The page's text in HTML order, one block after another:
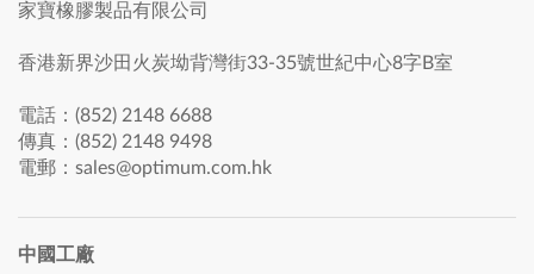
家寶橡膠製品有限公司
香港新界沙田火炭坳背灣街33-35號世紀中心8字B室
電話：(852) 2148 6688
傳真：(852) 2148 9498
電郵：sales@optimum.com.hk
中國工廠